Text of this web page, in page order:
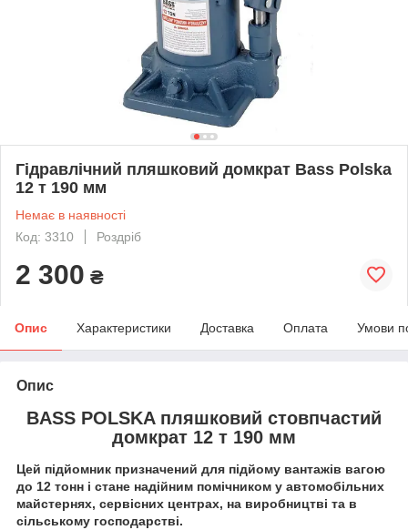
Гідравлічний пляшковий домкрат Bass Polska
12 т 190 мм
Немає в наявності
Код: 3310
Роздріб
2 300 ₴
Опис Характеристики Доставка Оплата Умови
Опис
BASS POLSKA пляшковий стовпчастий
домкрат 12 т 190 мм
Цей підйомник призначений для підйому вантажів вагою
до 12 тонн і стане надійним помічником у автомобільних
майстернях, сервісних центрах, на виробництві та в
сільському господарстві.